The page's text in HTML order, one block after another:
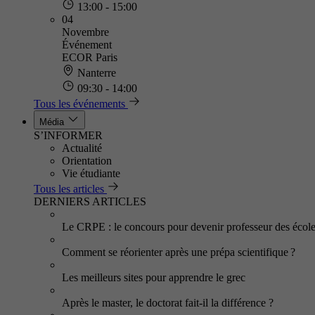
13:00 - 15:00
04
Novembre
Événement
ECOR Paris
Nanterre
09:30 - 14:00
Tous les événements
Média
S’INFORMER
Actualité
Orientation
Vie étudiante
Tous les articles
DERNIERS ARTICLES
Le CRPE : le concours pour devenir professeur des
Comment se réorienter après une prépa scientifique ?
Les meilleurs sites pour apprendre le grec
Après le master, le doctorat fait-il la différence ?